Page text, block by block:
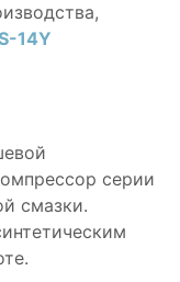
14Y
серии
смазки.